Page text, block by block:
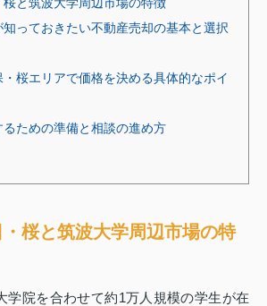
知っておきたい不動産売却の基本と選択
・桜エリアで価格を決める具体的なポイ
るための準備と相談の進め方
桜と筑波大学周辺市場の特
学院を合わせて約1万人規模の学生が在